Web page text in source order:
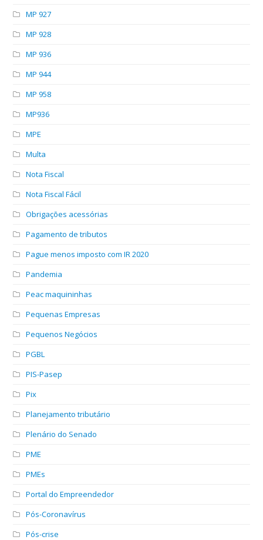
MP 927
MP 928
MP 936
MP 944
MP 958
MP936
MPE
Multa
Nota Fiscal
Nota Fiscal Fácil
Obrigações acessórias
Pagamento de tributos
Pague menos imposto com IR 2020
Pandemia
Peac maquininhas
Pequenas Empresas
Pequenos Negócios
PGBL
PIS-Pasep
Pix
Planejamento tributário
Plenário do Senado
PME
PMEs
Portal do Empreendedor
Pós-Coronavírus
Pós-crise